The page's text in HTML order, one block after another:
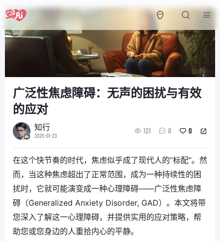
广泛性焦虑障碍：无声的困扰与有效
的应对
知行
2025-01-23
121 0 0
在这个快节奏的时代，焦虑似乎成了现代人的“标配”。然
而，当这种焦虑超出了正常范围，成为一种持续性的困
扰时，它就可能演变成一种心理障碍——广泛性焦虑障
碍（Generalized Anxiety Disorder, GAD）。本文将带
您深入了解这一心理障碍，并提供实用的应对策略，帮
助您或您身边的人重拾内心的平静。